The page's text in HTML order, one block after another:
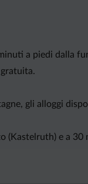
a piedi dalla
gli alloggi
(Kastelruth) e a